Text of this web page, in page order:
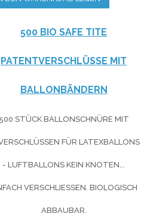
500 BIO SAFE TITE
PATENTVERSCHLÜSSE MIT
BALLONBÄNDERN
500 STÜCK BALLONSCHNÜRE MIT
FÜR LATEXBALLONS
- LUFTBALLONS KEIN KNOTEN...
VERSCHLIESSEN. BIOLOGISCH A
BBAUBAR.